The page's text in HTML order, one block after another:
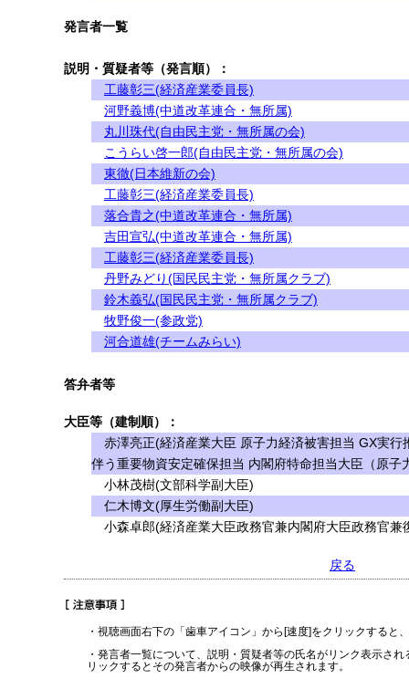
発言者一覧
説明・質疑者等（発言順）：
工藤彰三(経済産業委員長)
河野義博(中道改革連合・無所属)
丸川珠代(自由民主党・無所属の会)
こうらい啓一郎(自由民主党・無所属の会)
東徹(日本維新の会)
工藤彰三(経済産業委員長)
落合貴之(中道改革連合・無所属)
吉田宣弘(中道改革連合・無所属)
工藤彰三(経済産業委員長)
丹野みどり(国民民主党・無所属クラブ)
鈴木義弘(国民民主党・無所属クラブ)
牧野俊一(参政党)
河合道雄(チームみらい)
答弁者等
大臣等（建制順）：
赤澤亮正(経済産業大臣 原子力経済被害担当 GX実行
伴う重要物資安定確保担当 内閣府特命担当大臣（原子
小林茂樹(文部科学副大臣)
仁木博文(厚生労働副大臣)
小森卓郎(経済産業大臣政務官兼内閣府大臣政務官兼
戻る
・視聴画面右下の「歯車アイコン」から[速度]をクリックすると
・発言者一覧について、説明・質疑者等の氏名がリンク表示さ
リックするとその発言者からの映像が再生されます。